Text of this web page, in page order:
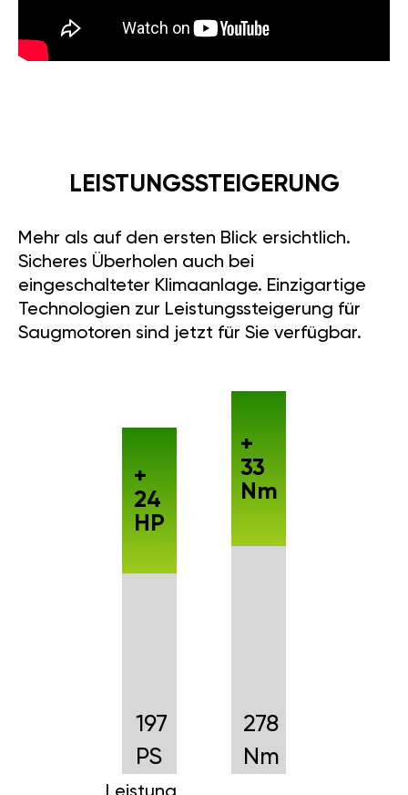
LEISTUNGSSTEIGERUNG
Mehr als auf den ersten Blick ersichtlich.
Sicheres Überholen auch bei
eingeschalteter Klimaanlage. Einzigartige
Technologien zur Leistungssteigerung für
Saugmotoren sind jetzt für Sie verfügbar.
197
PS
+
24
HP
278
Nm
+
33
Nm